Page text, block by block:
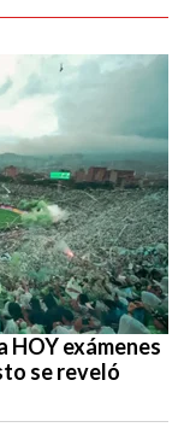
HOY exámenes
se reveló